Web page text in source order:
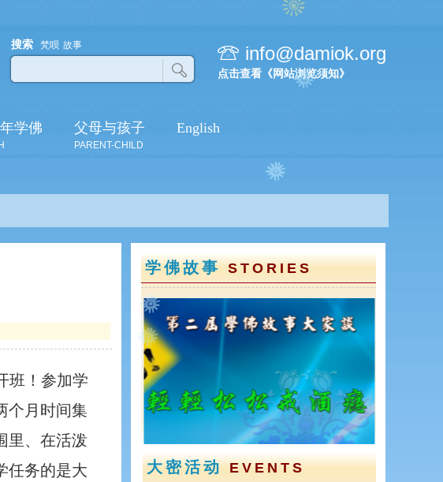
info@damiok.org
点击查看《网站浏览须知》
搜索 梵呗 故事
学佛 父母与孩子
PARENT-CHILD
English
学佛故事STORIES
< >
大密活动EVENTS
班！参加学
个月时间集
里、在活泼
任务的是大